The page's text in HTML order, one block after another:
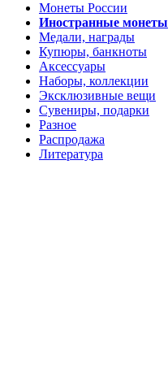
Монеты России
Иностранные монеты
Медали, награды
Купюры, банкноты
Аксессуары
Наборы, коллекции
Эксклюзивные вещи
Сувениры, подарки
Разное
Распродажа
Литература